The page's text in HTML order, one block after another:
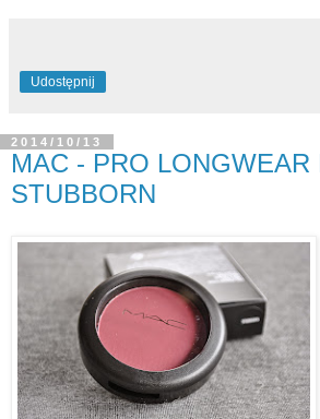
Udostępnij
2014/10/13
MAC - PRO LONGWEAR
STUBBORN